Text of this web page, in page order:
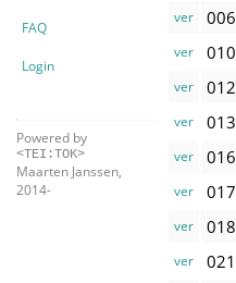
FAQ
Login
Powered by
<TEI:TOK>
Maarten Janssen,
2014-
ver 006
ver 010
ver 012
ver 013
ver 016
ver 017
ver 018
ver 021